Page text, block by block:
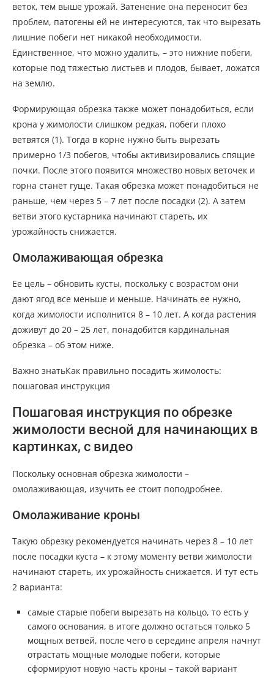
веток, тем выше урожай. Затенение она переносит без
проблем, патогены ей не интересуются, так что вырезать
лишние побеги нет никакой необходимости.
Единственное, что можно удалить, – это нижние побеги,
которые под тяжестью листьев и плодов, бывает, ложатся
на землю.
Формирующая обрезка также может понадобиться, если
крона у жимолости слишком редкая, побеги плохо
ветвятся (1). Тогда в корне нужно быть вырезать
примерно 1/3 побегов, чтобы активизировались спящие
почки. После этого появится множество новых веточек и
горна станет гуще. Такая обрезка может понадобиться не
раньше, чем через 5 – 7 лет после посадки (2). А затем
ветви этого кустарника начинают стареть, их
урожайность снижается.
Омолаживающая обрезка
Ее цель – обновить кусты, поскольку с возрастом они
дают ягод все меньше и меньше. Начинать ее нужно,
когда жимолости исполнится 8 – 10 лет. А когда растения
доживут до 20 – 25 лет, понадобится кардинальная
обрезка – об этом ниже.
Важно знатьКак правильно посадить жимолость:
пошаговая инструкция
Пошаговая инструкция по обрезке
жимолости весной для начинающих в
картинках, с видео
Поскольку основная обрезка жимолости –
омолаживающая, изучить ее стоит поподробнее.
Омолаживание кроны
Такую обрезку рекомендуется начинать через 8 – 10 лет
после посадки куста – к этому моменту ветви жимолости
начинают стареть, их урожайность снижается. И тут есть
2 варианта:
самые старые побеги вырезать на кольцо, то есть у
самого основания, в итоге должно остаться только 5
мощных ветвей, после чего в середине апреля начнут
отрастать мощные молодые побеги, которые
сформируют новую часть кроны – такой вариант